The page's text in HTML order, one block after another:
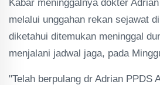
Kabar meninggalnya dokter
melalui unggahan rekan sejawat
diketahui ditemukan meninggal
menjalani jadwal jaga, pada
"Telah berpulang dr Adrian PPDS